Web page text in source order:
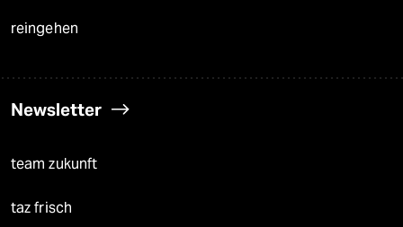
reingehen
Newsletter
team zukunft
taz frisch